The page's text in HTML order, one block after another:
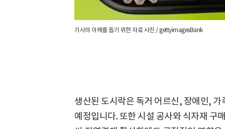
기사의 이해를 돕기 위한 자료 사진 / gettyimagesBank
생산된 도시락은 독거 어르신, 장애인,
예정입니다. 또한 시설 공사와 식자재 구